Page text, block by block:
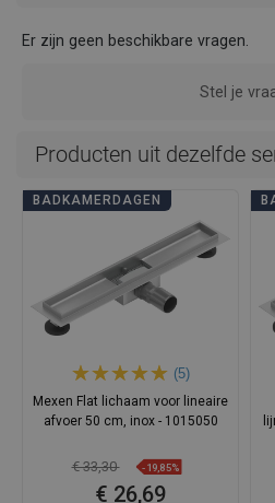
Er zijn geen beschikbare vragen.
Stel je
Producten uit dezelfde
BADKAMERDAGEN
(5)
Mexen Flat lichaam voor lineaire
afvoer 50 cm, inox - 1015050
€ 33,30 -19,85%
€ 26,69